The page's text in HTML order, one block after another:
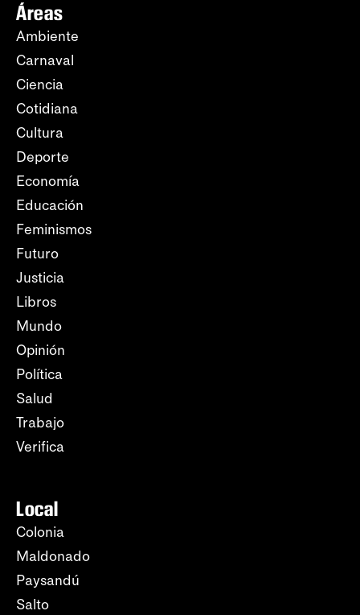
Áreas
Ambiente
Carnaval
Ciencia
Cotidiana
Cultura
Deporte
Economía
Educación
Feminismos
Futuro
Justicia
Libros
Mundo
Opinión
Política
Salud
Trabajo
Verifica
Local
Colonia
Maldonado
Paysandú
Salto